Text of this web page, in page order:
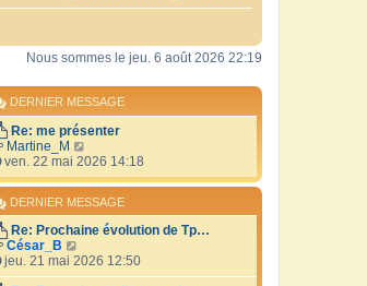
Nous sommes le jeu. 6 août 2026 22:19
DERNIER MESSAGE
Re: me présenter
Martine_M
o
i
r
l
e
d
r
n
ven. 22 mai 2026 14:18
DERNIER MESSAGE
Re: Prochaine évolution de Tp…
César_B
o
i
jeu. 21 mai 2026 12:50